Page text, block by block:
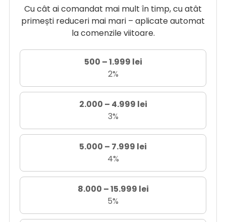
Cu cât ai comandat mai mult în timp, cu atât
primești reduceri mai mari – aplicate automat
la comenzile viitoare.
500 – 1.999 lei
2%
2.000 – 4.999 lei
3%
5.000 – 7.999 lei
4%
8.000 – 15.999 lei
5%